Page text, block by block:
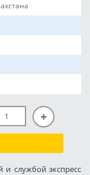
и службой экспресс